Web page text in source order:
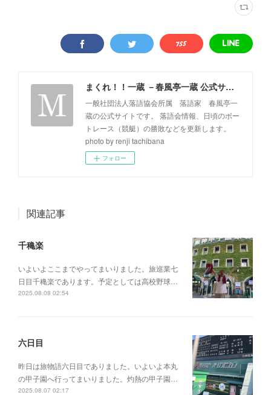
まくれ！！一蔵 －春風亭一蔵 公式サイト－
一般社団法人落語協会所属 落語家 春風亭一
蔵の公式サイトです。 落語会情報、日頃のボー
トレース（競艇）の勝敗などを更新します。
photo by renji tachibana
フォロー
関連記事
千穐楽
いよいよここまでやってまいりました。旅巡業七
日目千穐楽であります。予定としては高校野球…
2025.08.08 02:54
六日目
昨日は旅物語六日目でありました。いよいよ本丸
の甲子園へ行ってまいりました。灼熱の甲子園…
2025.08.07 02:17